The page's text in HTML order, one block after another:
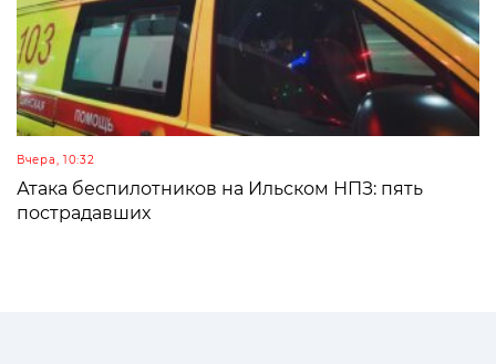
Вчера, 10:32
Атака беспилотников на Ильском НПЗ: пять
пострадавших